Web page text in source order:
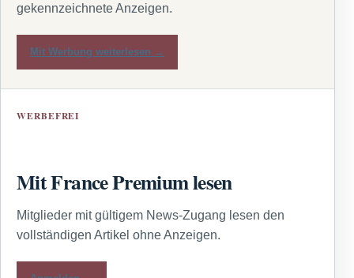
gekennzeichnete Anzeigen.
Mit Werbung weiterlesen →
WERBEFREI
Mit France Premium lesen
Mitglieder mit gültigem News-Zugang lesen den
vollständigen Artikel ohne Anzeigen.